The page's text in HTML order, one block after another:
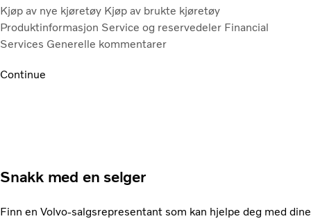
Kjøp av nye kjøretøy Kjøp av brukte kjøretøy
Produktinformasjon Service og reservedeler Financial
Services Generelle kommentarer
Continue
Snakk med en selger
Finn en Volvo-salgsrepresentant som kan hjelpe deg med dine